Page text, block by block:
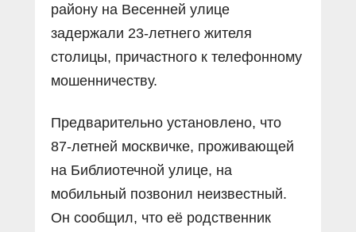
району на Весенней улице
задержали 23-летнего жителя
столицы, причастного к телефонному
мошенничеству.
Предварительно установлено, что
87-летней москвичке, проживающей
на Библиотечной улице, на
мобильный позвонил неизвестный.
Он сообщил, что её родственник